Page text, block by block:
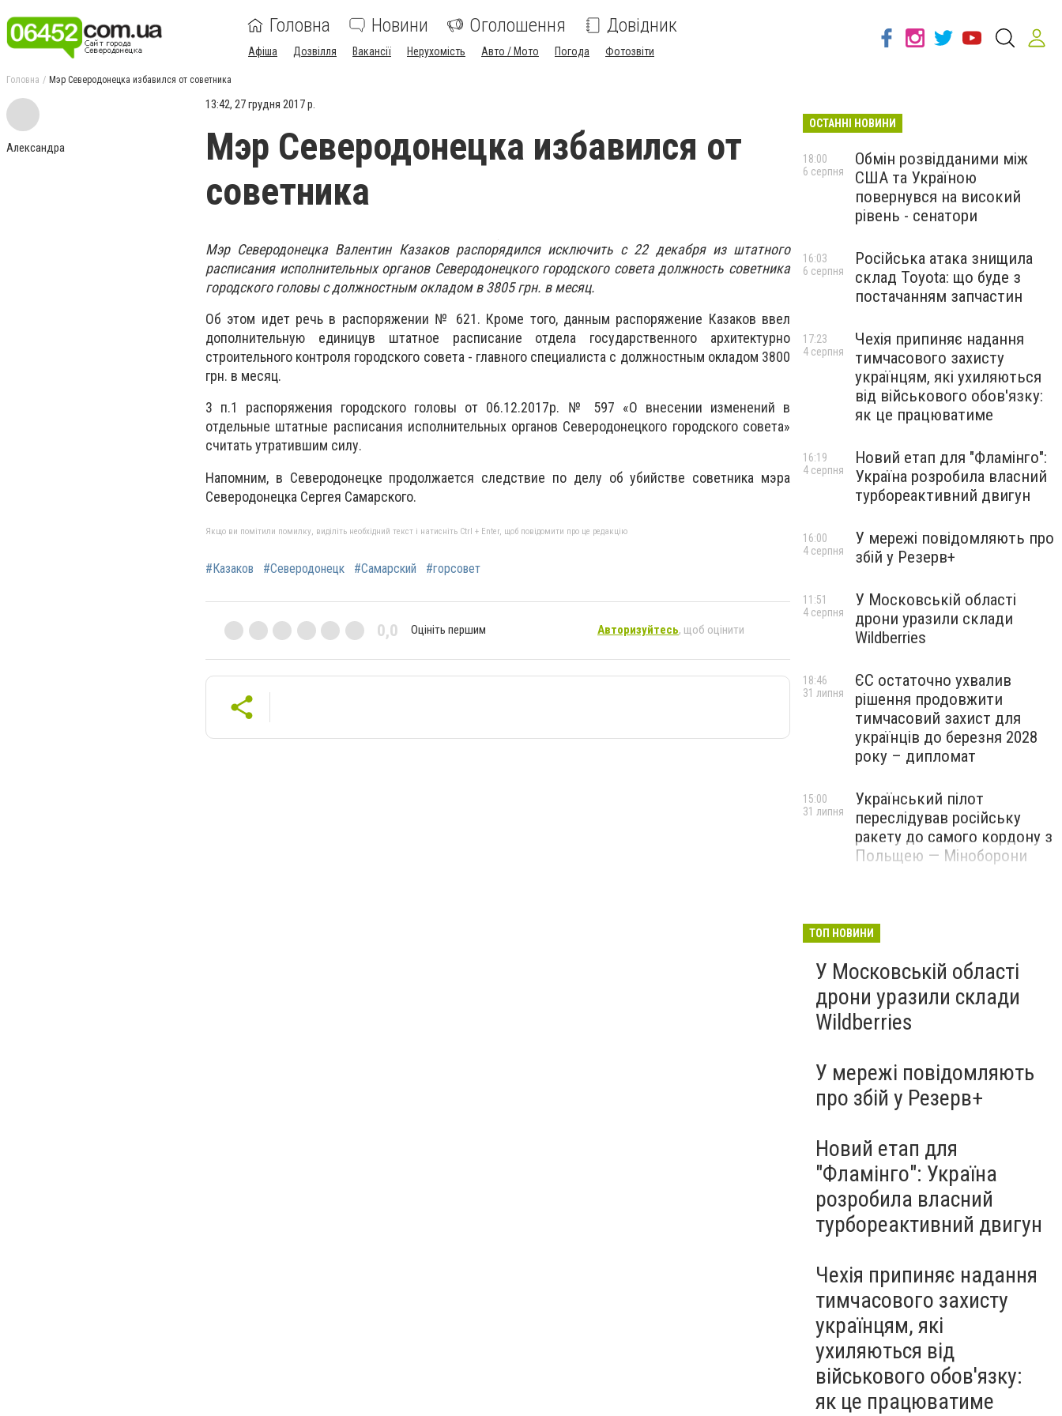
Головна Новини Оголошення Довідник
Афіша Дозвілля Вакансії Нерухомість Авто / Мото Погода Фотозвіти
Головна Мэр Северодонецка избавился от советника
Александра
13:42, 27 грудня 2017 р.
Мэр Северодонецка избавился от
советника
Мэр Северодонецка Валентин Казаков распорядился исключить с 22 декабря из штатного
расписания исполнительных органов Северодонецкого городского совета должность советника
городского головы с должностным окладом в 3805 грн. в месяц.
Об этом идет речь в распоряжении № 621. Кроме того, данным распоряжение Казаков ввел
дополнительную единицув штатное расписание отдела государственного архитектурно
строительного контроля городского совета - главного специалиста с должностным окладом 3800
грн. в месяц.
3 п.1 распоряжения городского головы от 06.12.2017р. № 597 «О внесении изменений в
отдельные штатные расписания исполнительных органов Северодонецкого городского совета»
считать утратившим силу.
Напомним, в Северодонецке продолжается следствие по делу об убийстве советника мэра
Северодонецка Сергея Самарского.
Якщо ви помітили помилку, виділіть необхідний текст і натисніть Ctrl + Enter, щоб повідомити про це редакцію
#Казаков #Северодонецк #Самарский #горсовет
0,0 Оцініть першим Авторизуйтесь, щоб оцінити
ОСТАННІ НОВИНИ
Обмін розвідданими між
США та Україною
повернувся на високий
рівень - сенатори
18:00
6 серпня
Російська атака знищила
склад Toyota: що буде з
постачанням запчастин
16:03
6 серпня
Чехія припиняє надання
тимчасового захисту
українцям, які ухиляються
від військового обов'язку:
як це працюватиме
17:23
4 серпня
Новий етап для "Фламінго":
Україна розробила власний
турбореактивний двигун
16:19
4 серпня
У мережі повідомляють про
збій у Резерв+
16:00
4 серпня
У Московській області
дрони уразили склади
Wildberries
11:51
4 серпня
ЄС остаточно ухвалив
рішення продовжити
тимчасовий захист для
українців до березня 2028
року – дипломат
18:46
31 липня
Український пілот
переслідував російську
ракету до самого кордону з
Польщею — Міноборони
15:00
31 липня
ТОП НОВИНИ
У Московській області
дрони уразили склади
Wildberries
У мережі повідомляють
про збій у Резерв+
Новий етап для
"Фламінго": Україна
розробила власний
турбореактивний двигун
Чехія припиняє надання
тимчасового захисту
українцям, які
ухиляються від
військового обов'язку:
як це працюватиме